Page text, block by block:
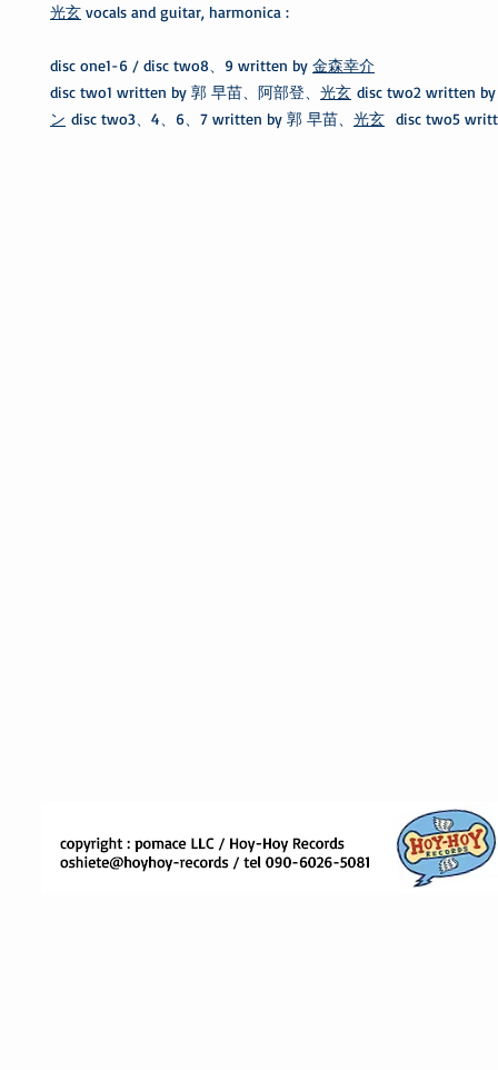
光玄 vocals and guitar, harmonica :
disc one1-6 / disc two8、9 written by 金森幸介
disc two1 written by 郭 早苗、阿部登、 光玄 disc two2 written
ン disc two3、4、6、7 written by 郭 早苗、 光玄 disc two5